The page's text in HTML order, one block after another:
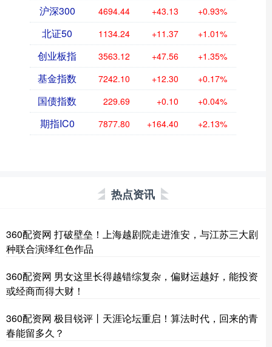
沪深300 4694.44 +43.13 +0.93%
北证50 1134.24 +11.37 +1.01%
创业板指 3563.12 +47.56 +1.35%
基金指数 7242.10 +12.30 +0.17%
国债指数 229.69 +0.10 +0.04%
期指IC0 7877.80 +164.40 +2.13%
热点资讯
360配资网 打破壁垒！上海越剧院走进淮安，与江苏三大剧
种联合演绎红色作品
360配资网 男女这里长得越错综复杂，偏财运越好，能投资
或经商而得大财！
360配资网 极目锐评丨天涯论坛重启！算法时代，回来的青
春能留多久？